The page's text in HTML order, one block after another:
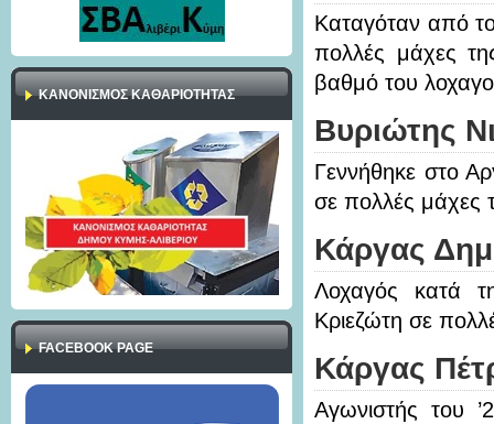
ΚΑΝΟΝΙΣΜΌΣ ΚΑΘΑΡΙΌΤΗΤΑΣ
FACEBOOK PAGE
Καταγόταν από
πολλές μάχες
βαθμό του
Βυριώτης
Γεννήθηκε στο
σε πολλές μάχες
Κάργας
Λοχαγός κατά
Κριεζώτη σε
Κάργας
Αγωνιστής του